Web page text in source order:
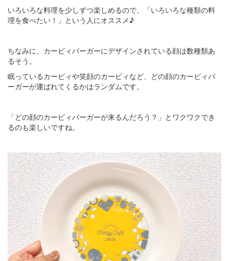
いろいろな料理を少しずつ楽しめるので、「いろいろな種類の料
理を食べたい！」という人にオススメ♪
ちなみに、カービィバーガーにデザインされている顔は数種類あ
るそう。
眠っているカービィや笑顔のカービィなど、どの顔のカービィバ
ーガーが運ばれてくるかはランダムです。
「どの顔のカービィバーガーが来るんだろう？」とワクワクでき
るのも楽しいですね。